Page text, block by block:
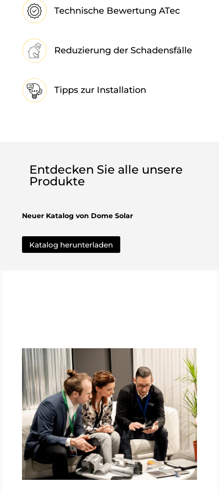
Technische Bewertung ATec
Reduzierung der Schadensfälle
Tipps zur Installation
Entdecken Sie alle unsere
Produkte
Neuer Katalog von Dome Solar
Katalog herunterladen